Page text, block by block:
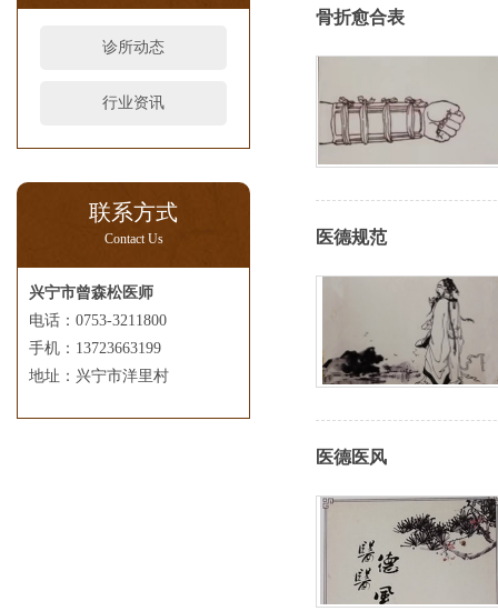
诊所动态
行业资讯
联系方式
Contact Us
兴宁市曾森松医师
电话：0753-3211800
手机：13723663199
地址：兴宁市洋里村
骨折愈合表
医德规范
医德医风